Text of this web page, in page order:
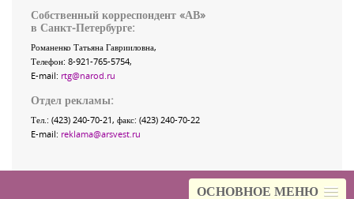
ОСНОВНОЕ МЕНЮ
Собственный корреспондент «АВ»
в Санкт-Петербурге:
Романенко Татьяна Гаврииловна,
Телефон: 8-921-765-5754,
E-mail: rtg@narod.ru
Отдел рекламы:
Тел.: (423) 240-70-21, факс: (423) 240-70-22
E-mail: reklama@arsvest.ru